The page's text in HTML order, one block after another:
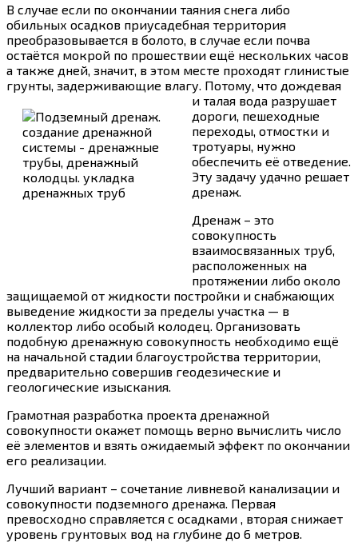
В случае если по окончании таяния снега либо
обильных осадков приусадебная территория
преобразовывается в болото, в случае если почва
остаётся мокрой по прошествии ещё нескольких часов
а также дней, значит, в этом месте проходят глинистые
грунты, задерживающие влагу. Потому, что дождевая
и талая вода разрушает
дороги, пешеходные
переходы, отмостки и
тротуары, нужно
обеспечить её отведение.
Эту задачу удачно решает
дренаж.
Дренаж – это
совокупность
взаимосвязанных труб,
расположенных на
протяжении либо около
защищаемой от жидкости постройки и снабжающих
выведение жидкости за пределы участка — в
коллектор либо особый колодец. Организовать
подобную дренажную совокупность необходимо ещё
на начальной стадии благоустройства территории,
предварительно совершив геодезические и
геологические изыскания.
Грамотная разработка проекта дренажной
совокупности окажет помощь верно вычислить число
её элементов и взять ожидаемый эффект по окончании
его реализации.
Лучший вариант – сочетание ливневой канализации и
совокупности подземного дренажа. Первая
превосходно справляется с осадками , вторая снижает
уровень грунтовых вод на глубине до 6 метров.